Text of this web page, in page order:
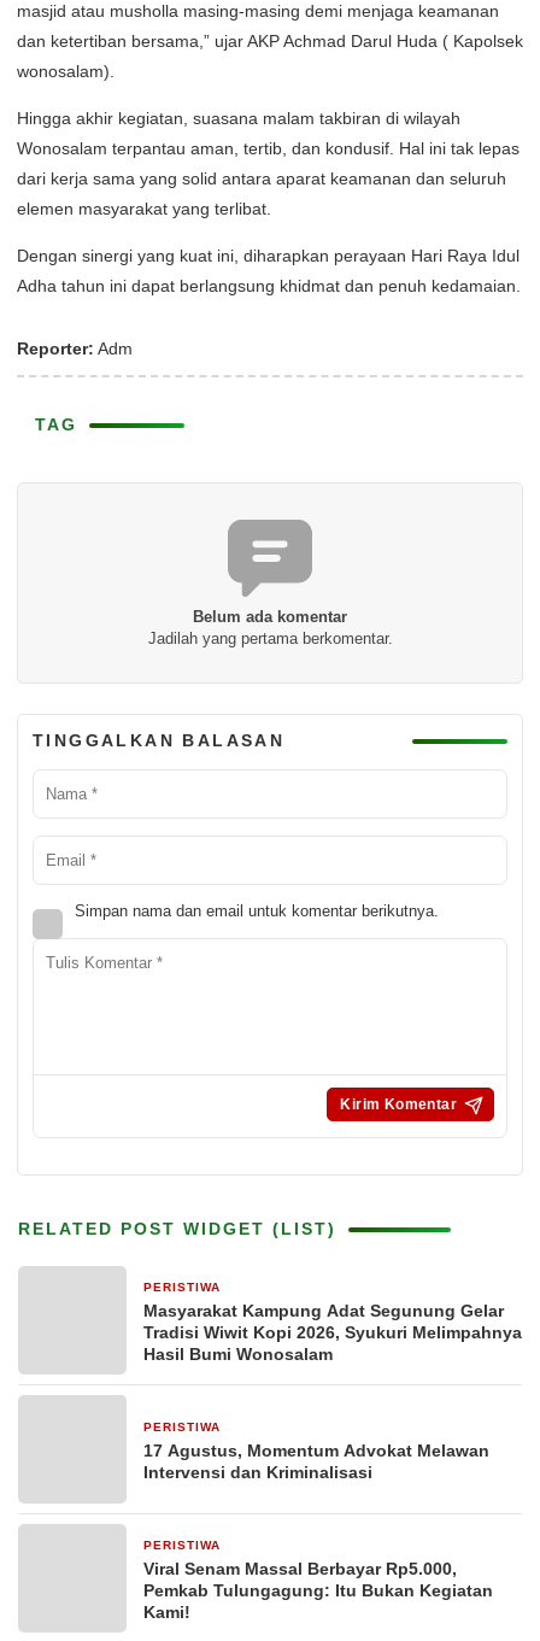
masjid atau musholla masing-masing demi menjaga keamanan
dan ketertiban bersama,” ujar AKP Achmad Darul Huda ( Kapolsek
wonosalam).
Hingga akhir kegiatan, suasana malam takbiran di wilayah
Wonosalam terpantau aman, tertib, dan kondusif. Hal ini tak lepas
dari kerja sama yang solid antara aparat keamanan dan seluruh
elemen masyarakat yang terlibat.
Dengan sinergi yang kuat ini, diharapkan perayaan Hari Raya Idul
Adha tahun ini dapat berlangsung khidmat dan penuh kedamaian.
Reporter: Adm
TAG
Belum ada komentar
Jadilah yang pertama berkomentar.
TINGGALKAN BALASAN
Simpan nama dan email untuk komentar berikutnya.
RELATED POST WIDGET (LIST)
PERISTIWA
Masyarakat Kampung Adat Segunung Gelar
Tradisi Wiwit Kopi 2026, Syukuri Melimpahnya
Hasil Bumi Wonosalam
PERISTIWA
17 Agustus, Momentum Advokat Melawan
Intervensi dan Kriminalisasi
PERISTIWA
Viral Senam Massal Berbayar Rp5.000,
Pemkab Tulungagung: Itu Bukan Kegiatan
Kami!